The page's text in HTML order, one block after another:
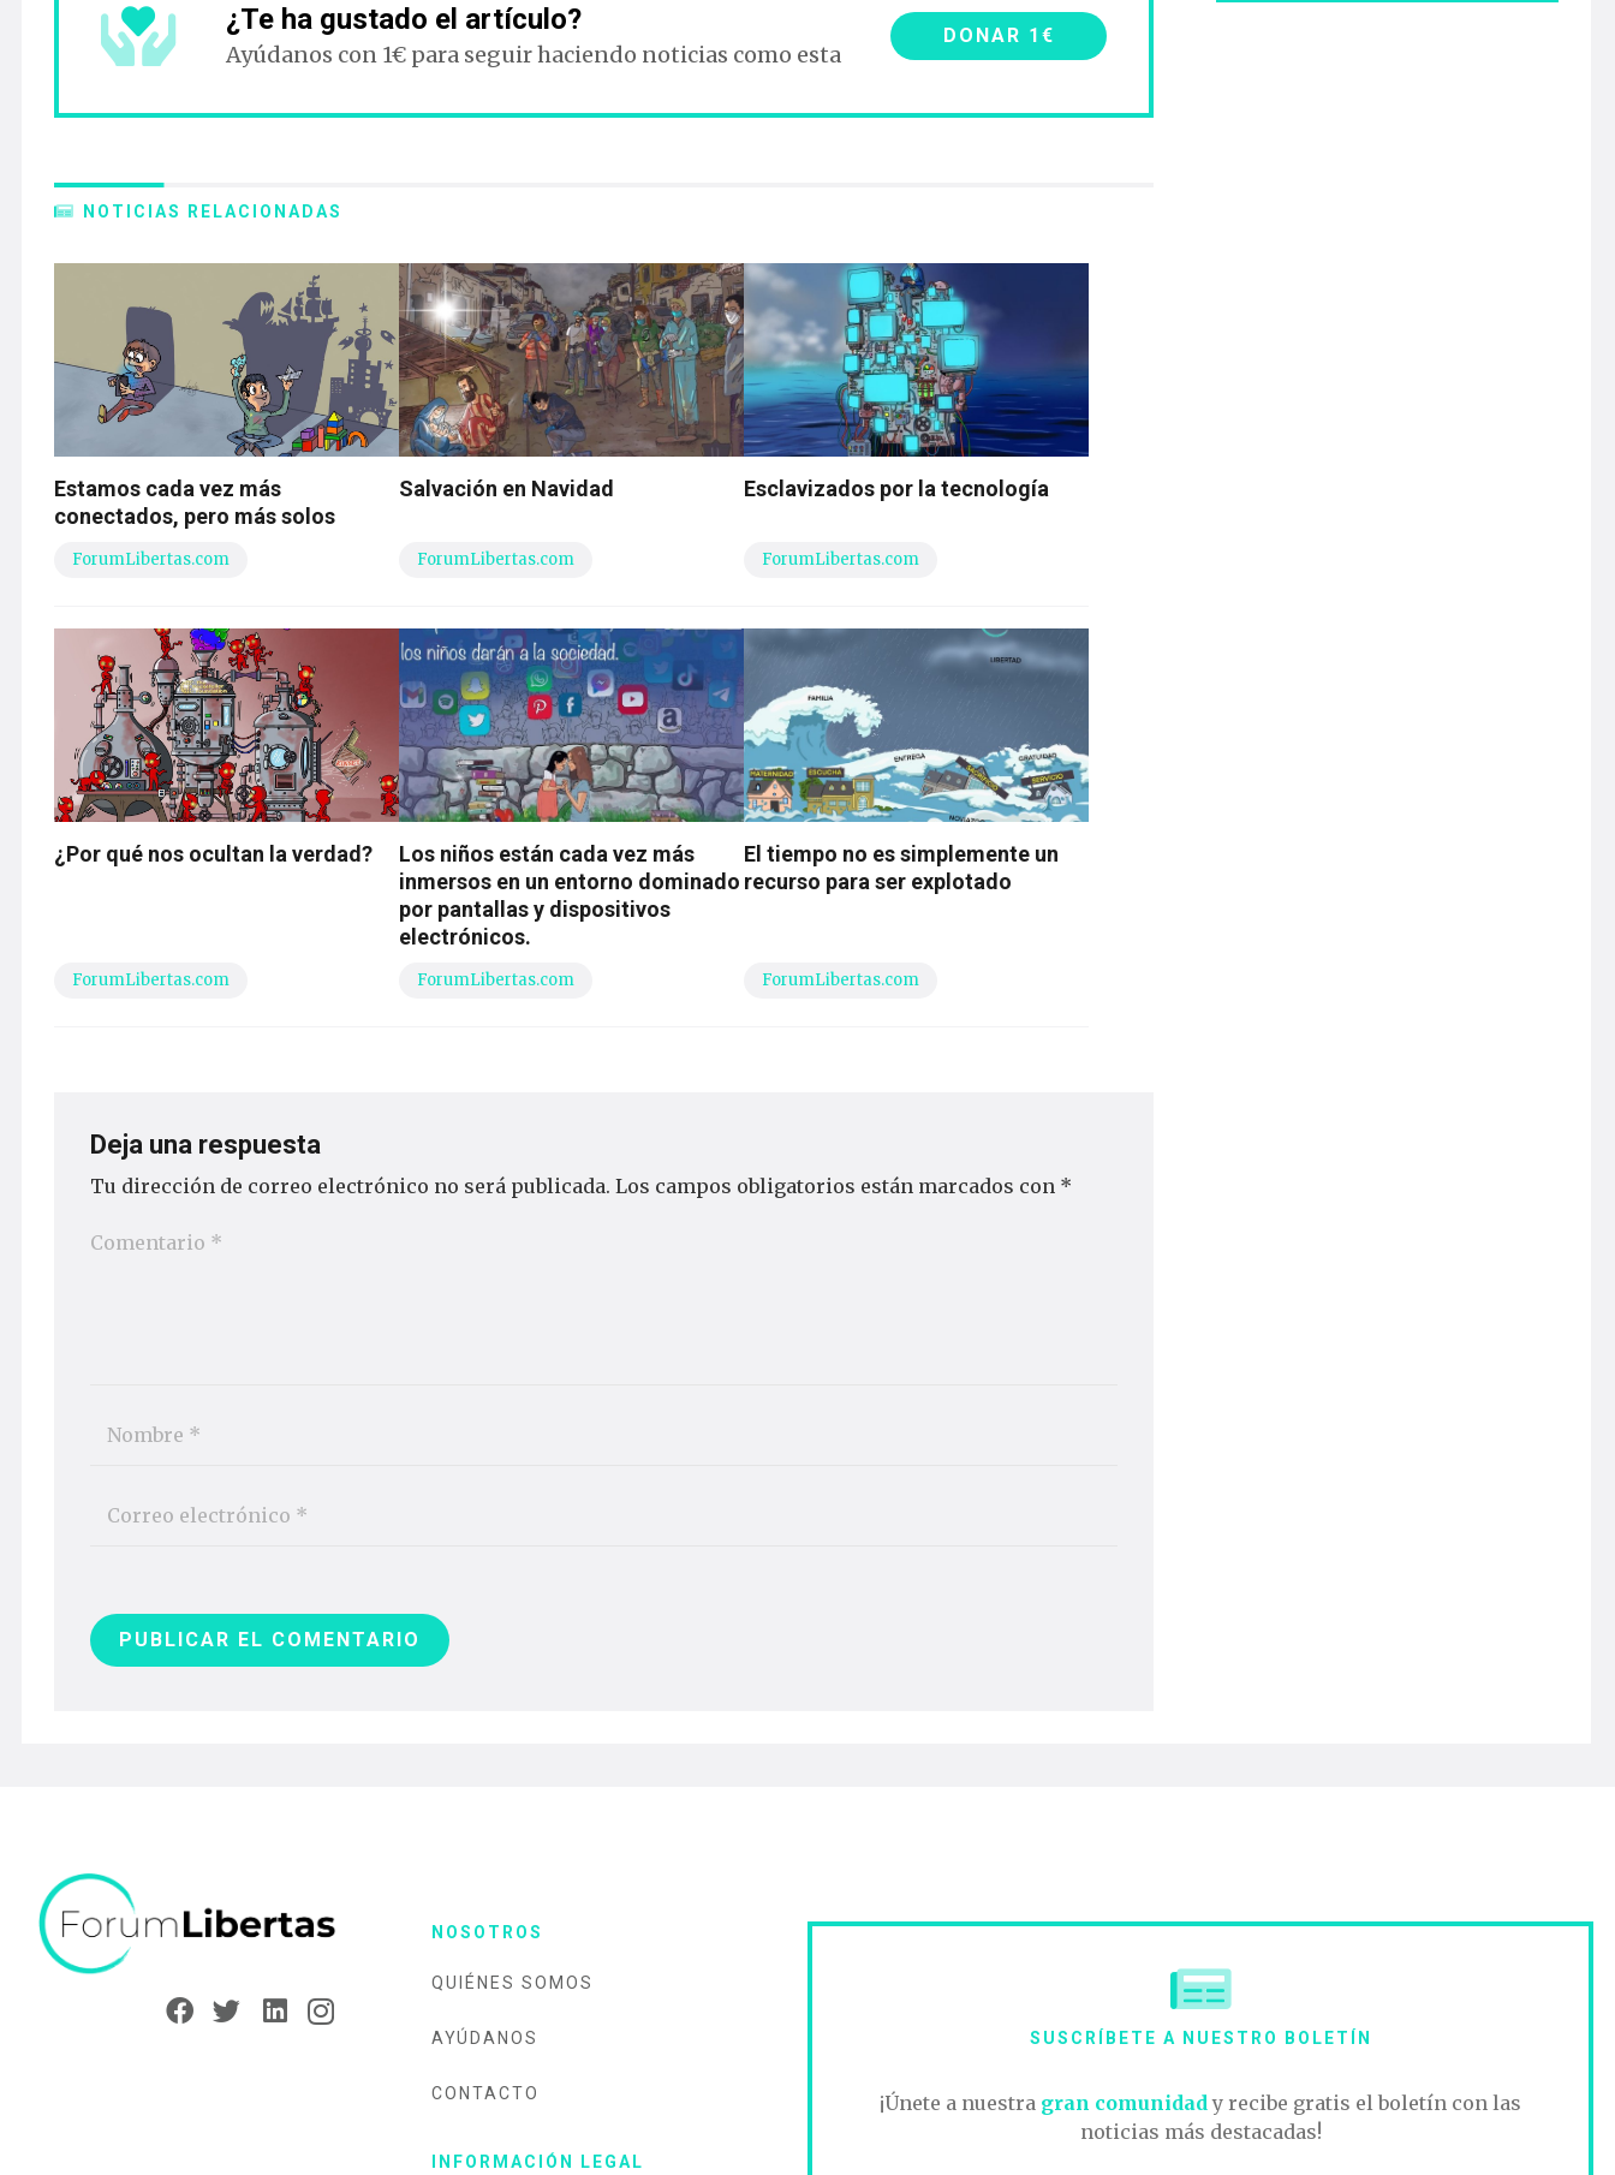
¿Te ha gustado el artículo?
Ayúdanos con 1€ para seguir haciendo noticias como esta
DONAR 1€
NOTICIAS RELACIONADAS
Estamos cada vez más
conectados, pero más solos
ForumLibertas.com
Salvación en Navidad
ForumLibertas.com
Esclavizados por la tecnología
ForumLibertas.com
¿Por qué nos ocultan la verdad?
ForumLibertas.com
Los niños están cada vez más
inmersos en un entorno dominado
por pantallas y dispositivos
electrónicos.
ForumLibertas.com
El tiempo no es simplemente un
recurso para ser explotado
ForumLibertas.com
Deja una respuesta
Tu dirección de correo electrónico no será publicada. Los campos obligatorios están marcados con *
PUBLICAR EL COMENTARIO
NOSOTROS
QUIÉNES SOMOS
AYÚDANOS
CONTACTO
INFORMACIÓN LEGAL
SUSCRÍBETE A NUESTRO BOLETÍN
¡Únete a nuestra gran comunidady recibe gratis el boletín con las
noticias más destacadas!